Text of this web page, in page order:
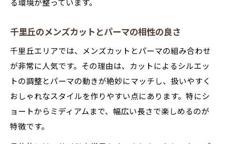
る環境が整っています。
千里丘のメンズカットとパーマの相性の良さ
千里丘エリアでは、メンズカットとパーマの組み合わせ
が非常に人気です。その理由は、カットによるシルエッ
トの調整とパーマの動きが絶妙にマッチし、扱いやすく
おしゃれなスタイルを作りやすい点にあります。特にシ
ョートからミディアムまで、幅広い長さで楽しめるのが
特徴です。